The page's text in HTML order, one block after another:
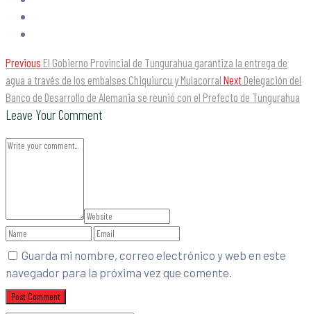
Previous El Gobierno Provincial de Tungurahua garantiza la entrega de
agua a través de los embalses Chiquiurcu y Mulacorral Next Delegación del
Banco de Desarrollo de Alemania se reunió con el Prefecto de Tungurahua
Leave Your Comment
Guarda mi nombre, correo electrónico y web en este
navegador para la próxima vez que comente.